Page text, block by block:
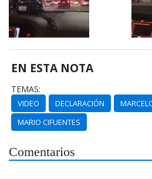
EN ESTA NOTA
TEMAS:
VIDEO DECLARACIÓN
MARIO CIFUENTES
Comentarios